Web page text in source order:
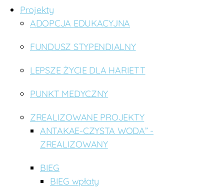
Projekty
ADOPCJA EDUKACYJNA
FUNDUSZ STYPENDIALNY
LEPSZE ŻYCIE DLA HARIETT
PUNKT MEDYCZNY
ZREALIZOWANE PROJEKTY
ANTAKAE-CZYSTA WODA” -
ZREALIZOWANY
BIEG
BIEG wpłaty